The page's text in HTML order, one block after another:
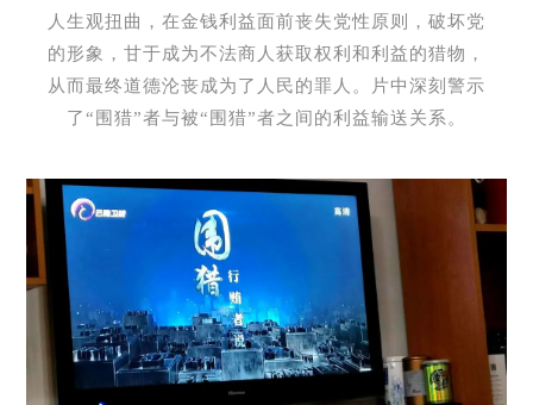
人生观扭曲，在金钱利益面前丧失党性原则，破坏党
的形象，甘于成为不法商人获取权利和利益的猎物，
从而最终道德沦丧成为了人民的罪人。片中深刻警示
了“围猎”者与被“围猎”者之间的利益输送关系。